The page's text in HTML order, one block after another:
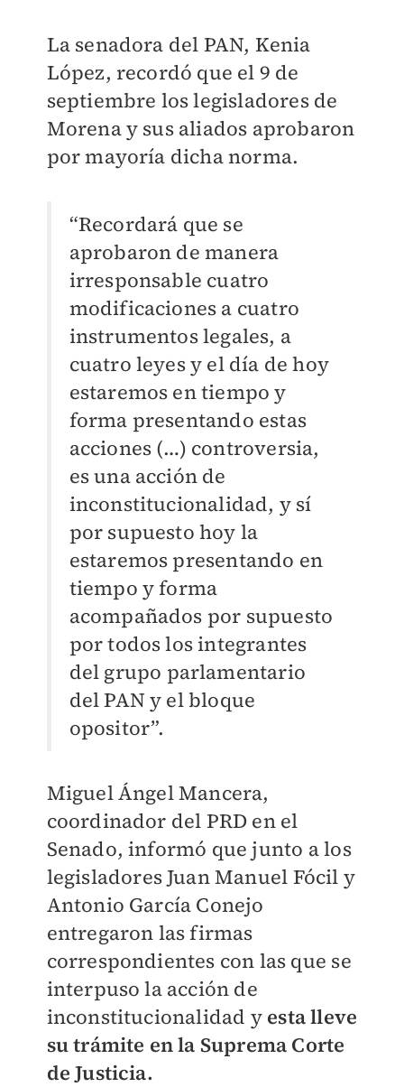
La senadora del PAN, Kenia
López, recordó que el 9 de
septiembre los legisladores de
Morena y sus aliados aprobaron
por mayoría dicha norma.
“Recordará que se
aprobaron de manera
irresponsable cuatro
modificaciones a cuatro
instrumentos legales, a
cuatro leyes y el día de hoy
estaremos en tiempo y
forma presentando estas
acciones (…) controversia,
es una acción de
inconstitucionalidad, y sí
por supuesto hoy la
estaremos presentando en
tiempo y forma
acompañados por supuesto
por todos los integrantes
del grupo parlamentario
del PAN y el bloque
opositor”.
Miguel Ángel Mancera,
coordinador del PRD en el
Senado, informó que junto a los
legisladores Juan Manuel Fócil y
Antonio García Conejo
entregaron las firmas
correspondientes con las que se
interpuso la acción de
inconstitucionalidad y esta lleve
su trámite en la Suprema Corte
de Justicia.